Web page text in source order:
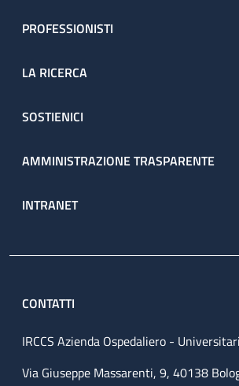
PROFESSIONISTI
LA RICERCA
SOSTIENICI
AMMINISTRAZIONE TRASPARENTE
INTRANET
CONTATTI
IRCCS Azienda Ospedaliero -
Via Giuseppe Massarenti, 9, 40138